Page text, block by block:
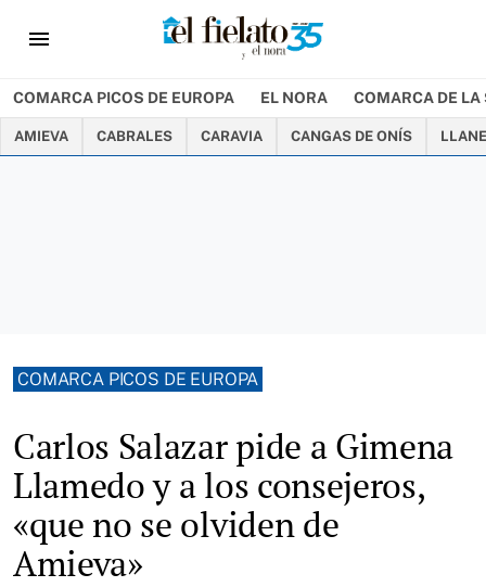
menu
COMARCA PICOS DE EUROPA EL NORA COMARCA DE LA
AMIEVA CABRALES CARAVIA CANGAS DE ONÍS
COMARCA PICOS DE EUROPA
Carlos Salazar pide a Gimena
Llamedo y a los consejeros,
«que no se olviden de
Amieva»